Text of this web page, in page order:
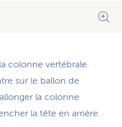
colonne vertébrale.
sur le ballon de
la colonne
la tête en arrière.